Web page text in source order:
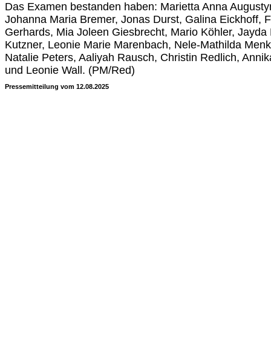
Das Examen bestanden haben: Marietta Anna
Johanna Maria Bremer, Jonas Durst, Galina Eickhoff,
Gerhards, Mia Joleen Giesbrecht, Mario Köhler,
Kutzner, Leonie Marie Marenbach, Nele-Mathilda
Natalie Peters, Aaliyah Rausch, Christin Redlich,
und Leonie Wall. (PM/Red)
Pressemitteilung vom 12.08.2025